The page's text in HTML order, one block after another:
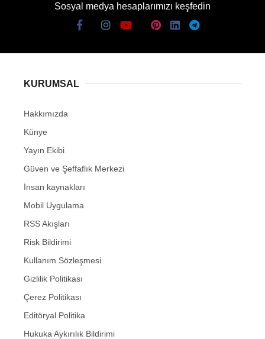
Sosyal medya hesaplarımızı keşfedin
KURUMSAL
Hakkımızda
Künye
Yayın Ekibi
Güven ve Şeffaflık Merkezi
İnsan kaynakları
Mobil Uygulama
RSS Akışları
Risk Bildirimi
Kullanım Sözleşmesi
Gizlilik Politikası
Çerez Politikası
Editöryal Politika
Hukuka Aykırılık Bildirimi